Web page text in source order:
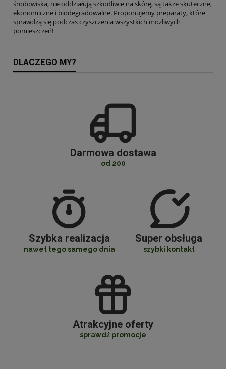
środowiska, nie oddziałują szkodliwie na skórę, są także skuteczne,
ekonomiczne i biodegradowalne. Proponujemy preparaty, które
sprawdzą się podczas czyszczenia wszystkich możliwych
pomieszczeń!
DLACZEGO MY?
Darmowa dostawa
od 200
Szybka realizacja
nawet tego samego dnia
Super obsługa
szybki kontakt
Atrakcyjne oferty
sprawdź promocje